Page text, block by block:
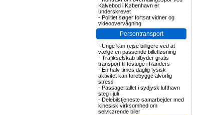
Kalvebod i København er
underskrevet
- Politiet søger fortsat vidner og
videoovervågning
Persontransport
- Unge kan rejse billigere ved at
vælge en passende billetløsning
- Trafikselskab tilbyder gratis
transport til festuge i Randers
- En halv times daglig fysisk
aktivitet kan forebygge alvorlig
stress
- Passagertallet i sydjysk lufthavn
steg i juli
- Delebilstjeneste samarbejder med
kinesisk virksomhed om
selvkørende biler